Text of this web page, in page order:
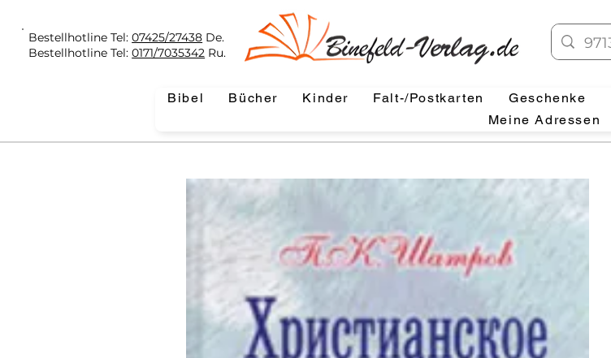
Bestellhotline Tel:07425/27438 De.
Bestellhotline Tel:0171/7035342 Ru.
Bibel Bücher Kinder Falt-/Postkarten Geschenke
Meine Adressen